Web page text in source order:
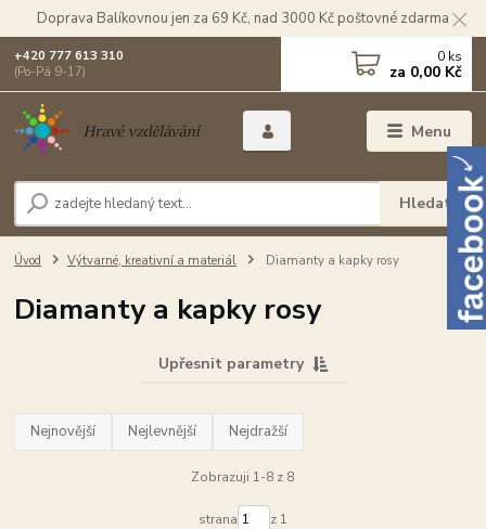
Doprava Balíkovnou jen za 69 Kč, nad 3000 Kč poštovné zdarma
Menu
Hledat
+420 777 613 310
(Po-Pá 9-17)
0 ks
za 0,00 Kč
Úvod Výtvarné, kreativní a materiál Diamanty a kapky rosy
Diamanty a kapky rosy
Upřesnit parametry
Nejnovější Nejlevnější Nejdražší
Zobrazuji 1-8 z 8
strana z 1